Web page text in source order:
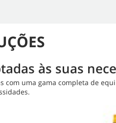
às suas
uma gama completa de